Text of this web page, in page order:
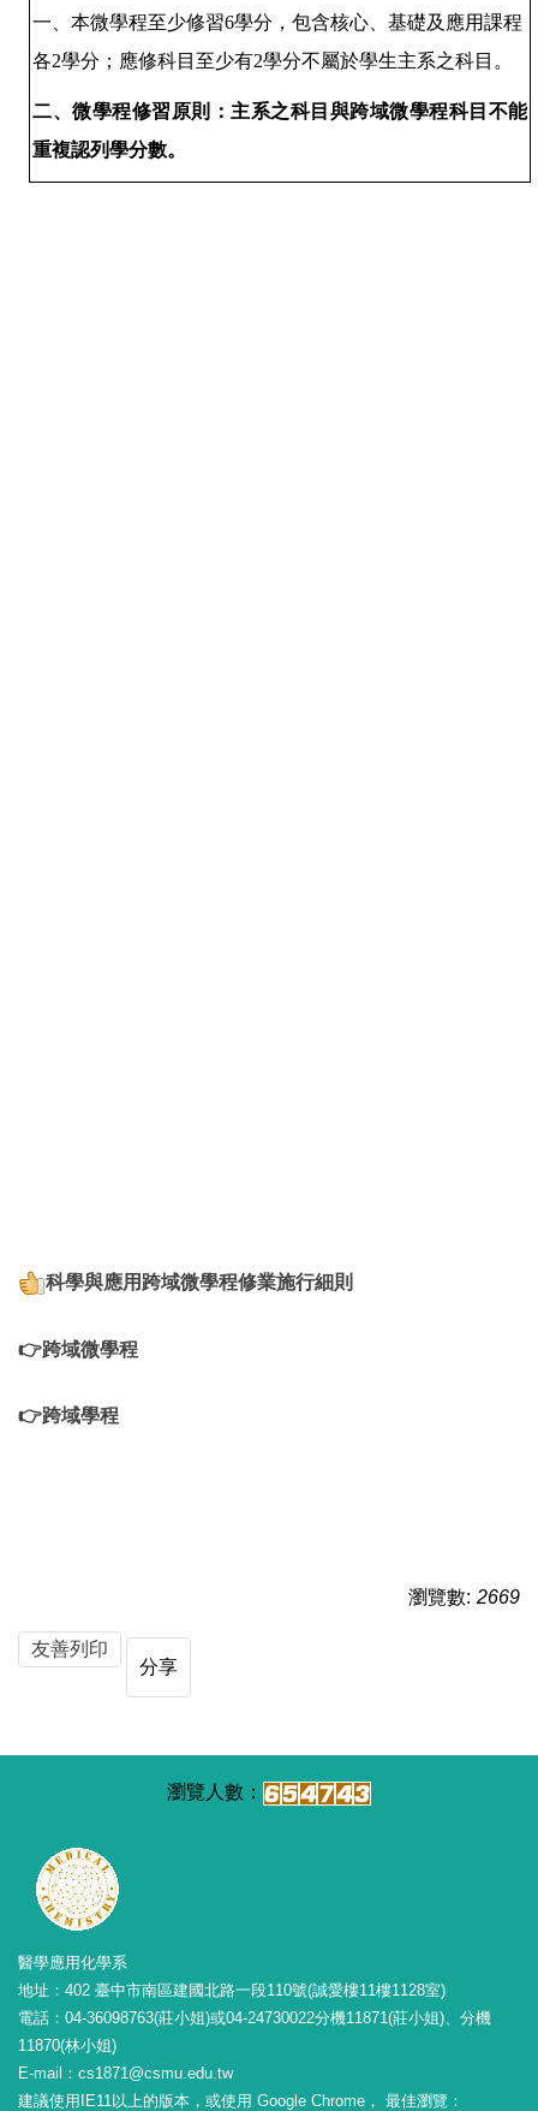
一、本微學程至少修習6學分，包含核心、基礎及應用課程
各2學分；應修科目至少有2學分不屬於學生主系之科目。
二、微學程修習原則：主系之科目與跨域微學程科目不能
重複認列學分數。
科學與應用跨域微學程修業施行細則
👉跨域微學程
👉跨域學程
瀏覽數: 2669
友善列印
分享
醫學應用化學系
地址：402 臺中市南區建國北路一段110號(誠愛樓11樓1128室)
電話：04-36098763(莊小姐)或04-24730022分機11871(莊小姐)、分機
11870(林小姐)
E-mail：cs1871@csmu.edu.tw
建議使用IE11以上的版本，或使用 Google Chrome， 最佳瀏覽：